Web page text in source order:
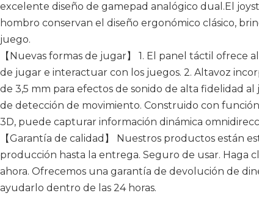
excelente diseño de gamepad analógico dual.El
hombro conservan el diseño ergonómico clásico,
juego.
【Nuevas formas de jugar】 1. El panel táctil
de jugar e interactuar con los juegos. 2. Altavoz
de 3,5 mm para efectos de sonido de alta fidelidad
de detección de movimiento. Construido con
3D, puede capturar información dinámica
【Garantía de calidad】 Nuestros productos están
producción hasta la entrega. Seguro de usar. Haga
ahora. Ofrecemos una garantía de devolución de
ayudarlo dentro de las 24 horas.